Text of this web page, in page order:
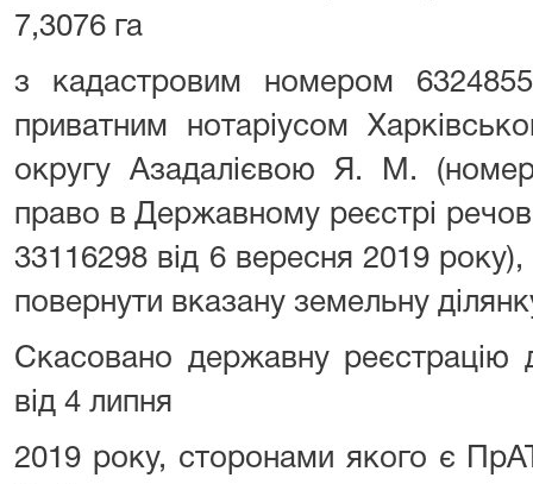
7,3076 га
з кадастровим номером
приватним нотаріусом
округу Азадалієвою Я. М.
право в Державному реєстрі
33116298 від 6 вересня 2019 року),
повернути вказану земельну
Скасовано державну реєстрацію
від 4 липня
2019 року, сторонами якого є